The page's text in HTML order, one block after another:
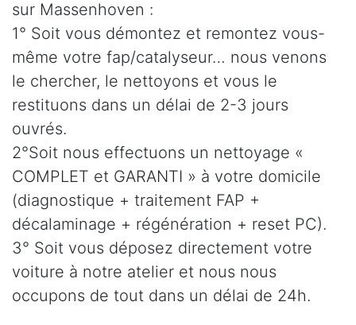
sur Massenhoven :
1° Soit vous démontez et remontez vous-
même votre fap/catalyseur… nous venons
le chercher, le nettoyons et vous le
restituons dans un délai de 2-3 jours
ouvrés.
2°Soit nous effectuons un nettoyage «
COMPLET et GARANTI » à votre domicile
(diagnostique + traitement FAP +
décalaminage + régénération + reset PC).
3° Soit vous déposez directement votre
voiture à notre atelier et nous nous
occupons de tout dans un délai de 24h.